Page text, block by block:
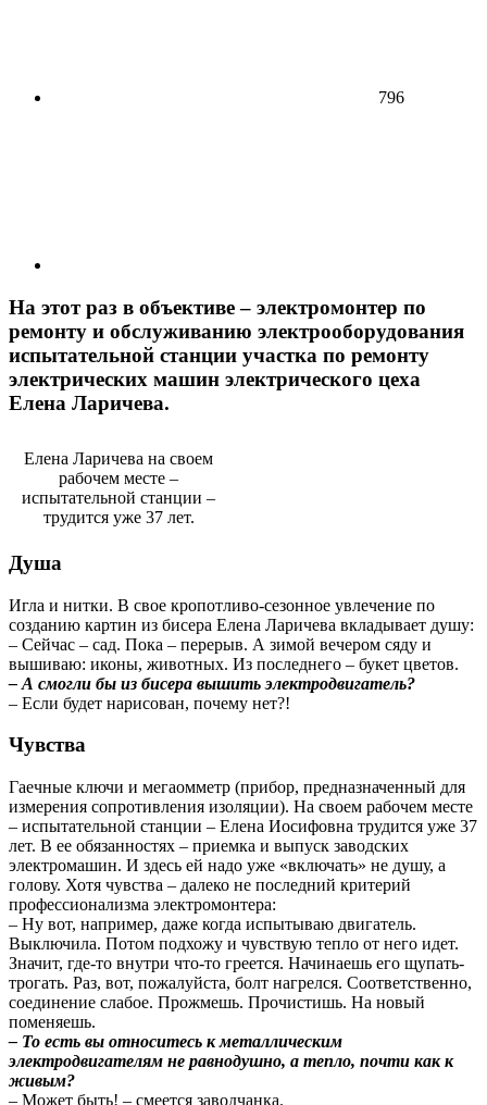
796
На этот раз в объективе – электромонтер по
ремонту и обслуживанию электрооборудования
испытательной станции участка по ремонту
электрических машин электрического цеха
Елена Ларичева.
Елена Ларичева на своем
рабочем месте –
испытательной станции –
трудится уже 37 лет.
Душа
Игла и нитки. В свое кропотливо-сезонное увлечение по
созданию картин из бисера Елена Ларичева вкладывает душу:
– Сейчас – сад. Пока – перерыв. А зимой вечером сяду и
вышиваю: иконы, животных. Из последнего – букет цветов.
– А смогли бы из бисера вышить электродвигатель?
– Если будет нарисован, почему нет?!
Чувства
Гаечные ключи и мегаомметр (прибор, предназначенный для
измерения сопротивления изоляции). На своем рабочем месте
– испытательной станции – Елена Иосифовна трудится уже 37
лет. В ее обязанностях – приемка и выпуск заводских
электромашин. И здесь ей надо уже «включать» не душу, а
голову. Хотя чувства – далеко не последний критерий
профессионализма электромонтера:
– Ну вот, например, даже когда испытываю двигатель.
Выключила. Потом подхожу и чувствую тепло от него идет.
Значит, где-то внутри что-то греется. Начинаешь его щупать-
трогать. Раз, вот, пожалуйста, болт нагрелся. Соответственно,
соединение слабое. Прожмешь. Прочистишь. На новый
поменяешь.
– То есть вы относитесь к металлическим
электродвигателям не равнодушно, а тепло, почти как к
живым?
– Может быть! – смеется заводчанка.